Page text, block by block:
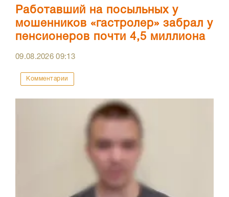
Работавший на посыльных у
мошенников «гастролер» забрал у
пенсионеров почти 4,5 миллиона
09.08.202609:13
Комментарии